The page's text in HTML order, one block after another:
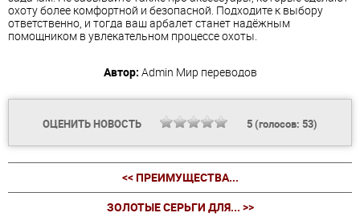
охоту более комфортной и безопасной. Подходите к выбору
ответственно, и тогда ваш арбалет станет надёжным
помощником в увлекательном процессе охоты.
Автор: Admin Мир переводов
ОЦЕНИТЬ НОВОСТЬ 5(голосов: 53)
<< ПРЕИМУЩЕСТВА...
ЗОЛОТЫЕ СЕРЬГИ ДЛЯ... >>